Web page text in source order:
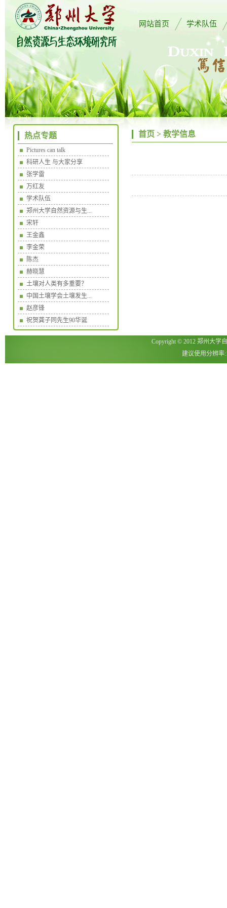
网站首页 学术队伍
热点专题
Pictures can talk
科研人生 与大家分享
张学雷
万红友
学术队伍
郑州大学自然资源与生...
宋轩
王金鑫
李金荣
陈杰
赫晓慧
土壤对人类有多重要？
中国土壤学会土壤发生...
赵彦锋
祝贺龚子同先生90华诞
首页 > 教学信息
Copyright © 2012 郑州大学
建议使用分辨率